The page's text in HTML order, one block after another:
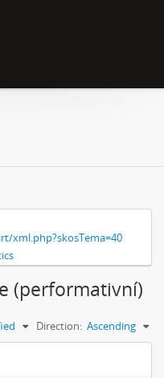
xml.php?skosTema=40
(performativní)
Direction: Ascending